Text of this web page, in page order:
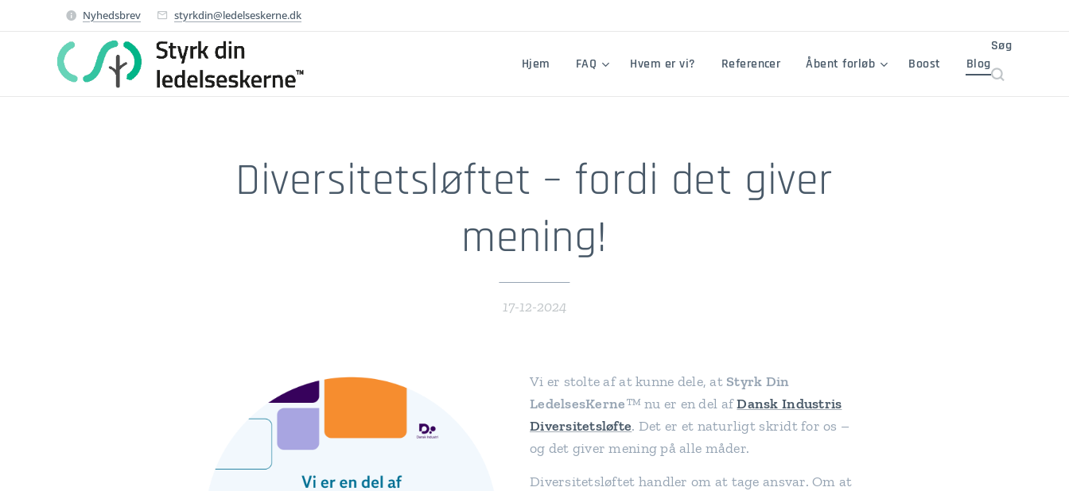
Nyhedsbrev styrkdin@ledelseskerne.dk
Hjem FAQ Hvem er vi? Referencer Åbent forløb Boost Blog
Søg
Diversitetsløftet – fordi det giver
mening!
17-12-2024
Vi er stolte af at kunne dele, at Styrk Din
LedelsesKerne™ nu er en del afDansk Industris
Diversitetsløfte. Det er et naturligt skridt for os –
og det giver mening på alle måder.
Diversitetsløftet handler om at tage ansvar. Om at